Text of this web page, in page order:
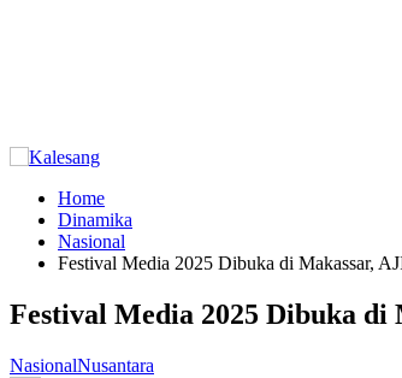
Home
Dinamika
Nasional
Festival Media 2025 Dibuka di Makassar,
Festival Media 2025 Dibuka di
NasionalNusantara